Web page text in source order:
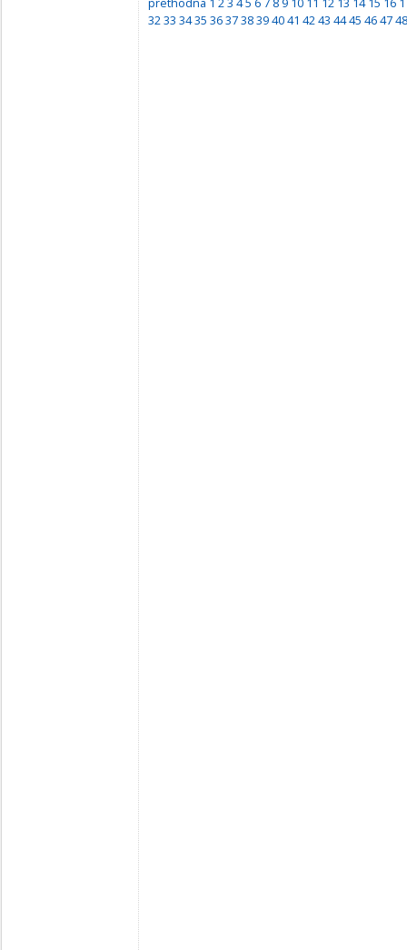
3233 3435 363738394041 4243 4445 464748